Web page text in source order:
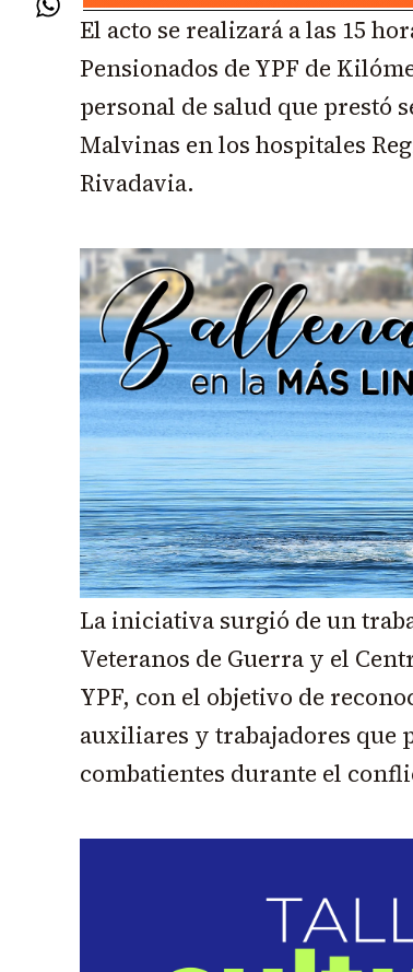
El acto se realizará a las 15
Pensionados de YPF de
personal de salud que prestó
Malvinas en los hospitales
Rivadavia.
La iniciativa surgió de un
Veteranos de Guerra y el
YPF, con el objetivo de
auxiliares y trabajadores que
combatientes durante el